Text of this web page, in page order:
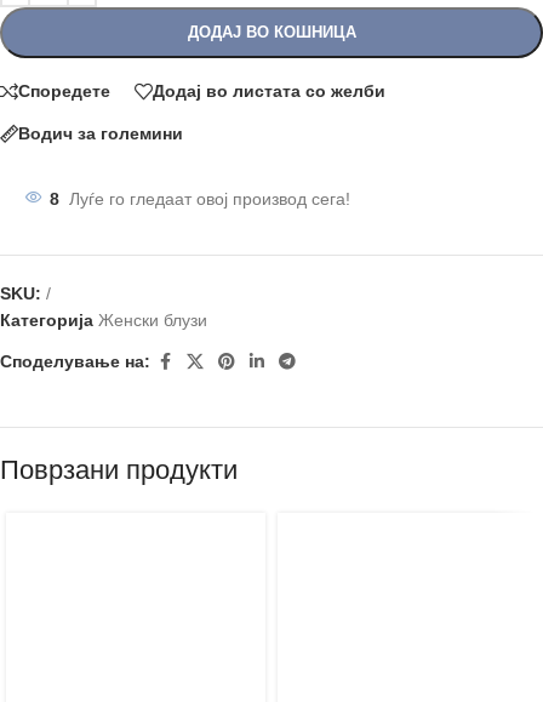
ДОДАЈ ВО КОШНИЦА
Споредете Додај во листата со желби
Водич за големини
8 Луѓе го гледаат овој производ сега!
SKU: /
Категорија Женски блузи
Споделување на:
Поврзани продукти